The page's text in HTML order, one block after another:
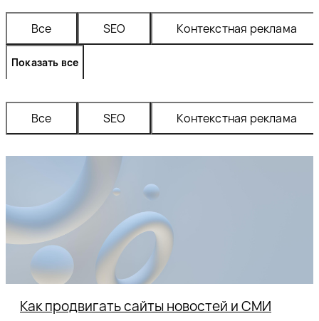
Все SEO контекстная реклама
Показать все
Все SEO контекстная реклама
Как продвигать сайты новостей и СМИ